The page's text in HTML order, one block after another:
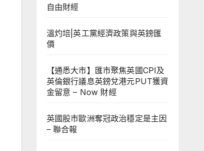
自由財經
溫灼培|英工黨經濟政策與英鎊匯
價
【通悉大市】匯市聚焦英國CPI及
英倫銀行議息英鎊兌港元PUT獲資
金留意 – Now 財經
英國股市歐洲奪冠政治穩定是主因
– 聯合報